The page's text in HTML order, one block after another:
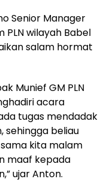
Senior Manager
PLN wilayah Babel
salam hormat
Munief GM PLN
acara
tugas mendadak
sehingga beliau
kita malam
maaf kepada
ujar Anton.